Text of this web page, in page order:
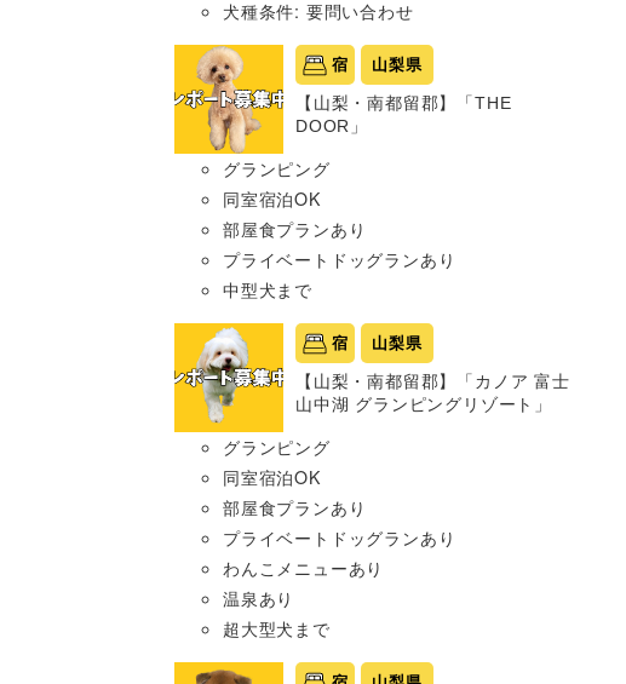
犬種条件: 要問い合わせ
宿 山梨県
【山梨・南都留郡】「THE
DOOR」
グランピング
同室宿泊OK
部屋食プランあり
プライベートドッグランあり
中型犬まで
宿 山梨県
【山梨・南都留郡】「カノア 富士
山中湖 グランピングリゾート」
グランピング
同室宿泊OK
部屋食プランあり
プライベートドッグランあり
わんこメニューあり
温泉あり
超大型犬まで